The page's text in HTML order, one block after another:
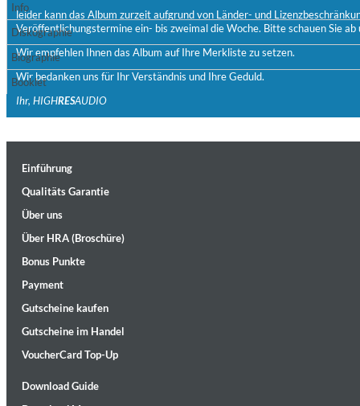
Maximum Swing: The Unissued 1965 Half Note Recordings (Stereo
leider kann das Album zurzeit aufgrund von Länder- und
Veröffentlichungstermine ein- bis zweimal die Woche. Bitte schauen Sie ab
Wir empfehlen Ihnen das Album auf Ihre Merkliste zu setzen.
Wir bedanken uns für Ihr Verständnis und Ihre Geduld.
Ihr, HIGHRESAUDIO
Info
Diskographie
Biographie
Booklet
Einführung
Qualitäts Garantie
Über uns
Über HRA (Broschüre)
Bonus Punkte
Payment
Gutscheine kaufen
Gutscheine im Handel
VoucherCard Top-Up
Download Guide